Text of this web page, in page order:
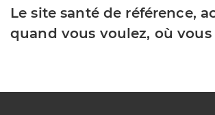
Le site santé de référence,
quand vous voulez, où vous